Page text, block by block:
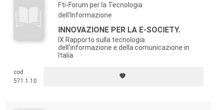
Fti-Forum per la Tecnologia
dell'Informazione
INNOVAZIONE PER LA E-SOCIETY.
IX Rapporto sulla tecnologia
dell'informazione e della comunicazione in
Italia
cod.
571.1.10